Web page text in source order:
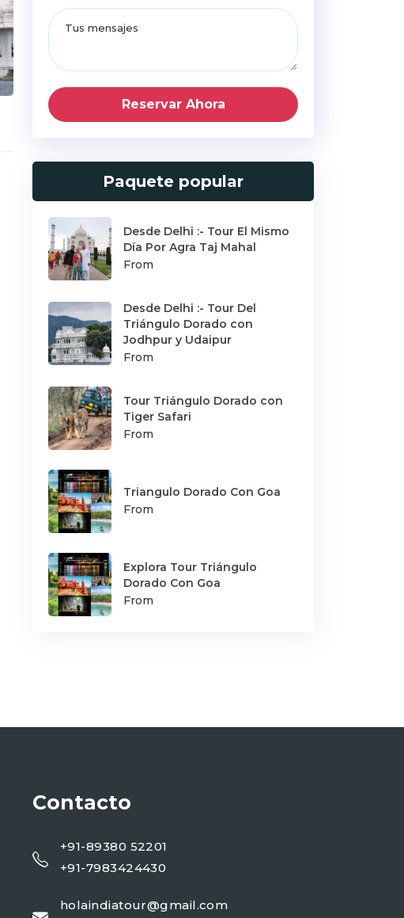
Reservar Ahora
Paquete popular
Desde Delhi :- Tour El Mismo
Día Por Agra Taj Mahal
From
Desde Delhi :- Tour Del
Triángulo Dorado con
Jodhpur y Udaipur
From
Tour Triángulo Dorado con
Tiger Safari
From
Triangulo Dorado Con Goa
From
Explora Tour Triángulo
Dorado Con Goa
From
Contacto
+91-89380 52201
+91-7983424430
holaindiatour@gmail.com